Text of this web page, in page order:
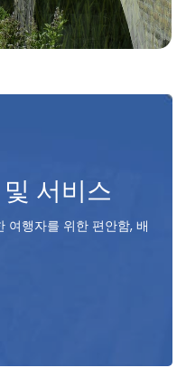
서비스
여행자를 위한 편안함, 배